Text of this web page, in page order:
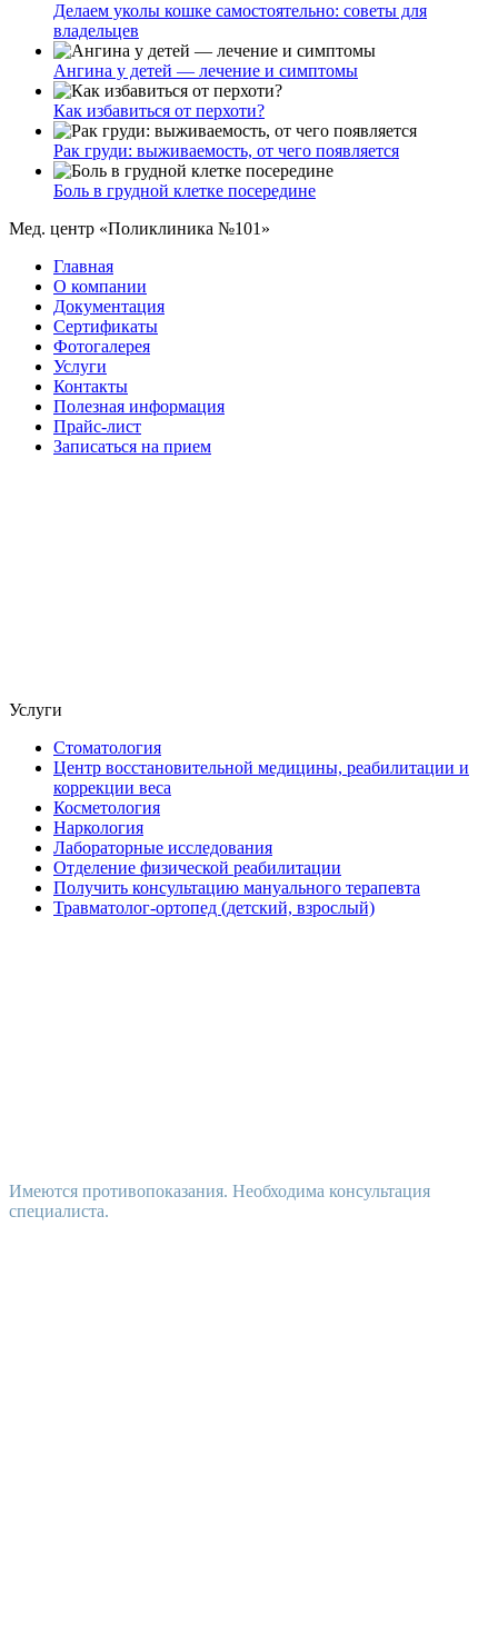
Делаем уколы кошке самостоятельно: советы для
владельцев
Ангина у детей — лечение и симптомы
Как избавиться от перхоти?
Рак груди: выживаемость, от чего появляется
Боль в грудной клетке посередине
Мед. центр «Поликлиника №101»
Главная
О компании
Документация
Сертификаты
Фотогалерея
Услуги
Контакты
Полезная информация
Прайс-лист
Записаться на прием
Услуги
Стоматология
Центр восстановительной медицины, реабилитации и
коррекции веса
Косметология
Наркология
Лабораторные исследования
Отделение физической реабилитации
Получить консультацию мануального терапевта
Травматолог-ортопед (детский, взрослый)
Имеются противопоказания. Необходима консультация
специалиста.